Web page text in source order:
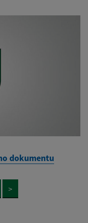
dokumentu
>